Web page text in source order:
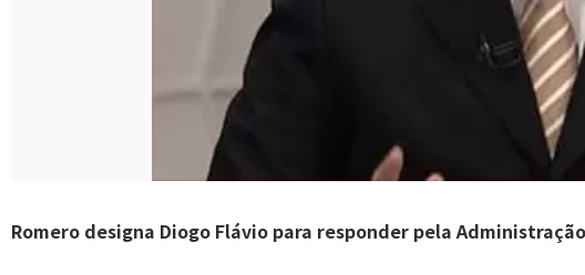
Romero designa Diogo Flávio para responder pela Administração